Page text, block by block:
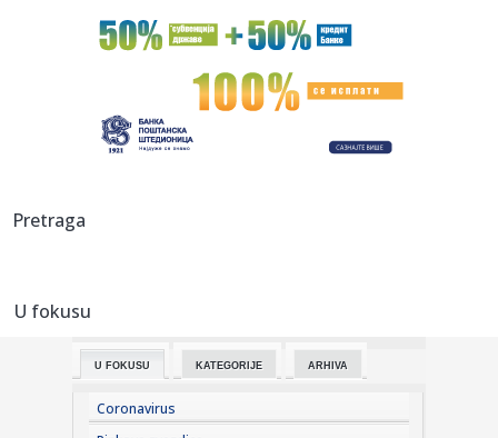
11:21:O ovom srpskom spektaklu priča planeta: Dejan Petrović
zapalio ...
Bruceloza goveda kod Bujanovca
11:17:Priština u političkom haosu: Kurti traži dogovor, opozicija
koji ...
11:12:
11:11:
MONEKE ODLEPIO NA ZVEZDINU BOMBU: Video novi potpis
Pretraga
U fokusu
U FOKUSU KATEGORIJE ARHIVA
Coronavirus